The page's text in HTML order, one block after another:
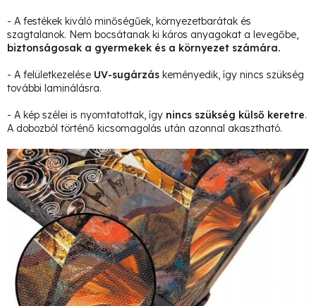
- A festékek kiváló minőségűek, környezetbarátak és
szagtalanok. Nem bocsátanak ki káros anyagokat a levegőbe,
biztonságosak a gyermekek és a környezet számára.
- A felületkezelése UV-sugárzás keményedik, így nincs szükség
további laminálásra.
- A kép szélei is nyomtatottak, így nincs szükség külső keretre.
A dobozból történő kicsomagolás után azonnal akasztható.